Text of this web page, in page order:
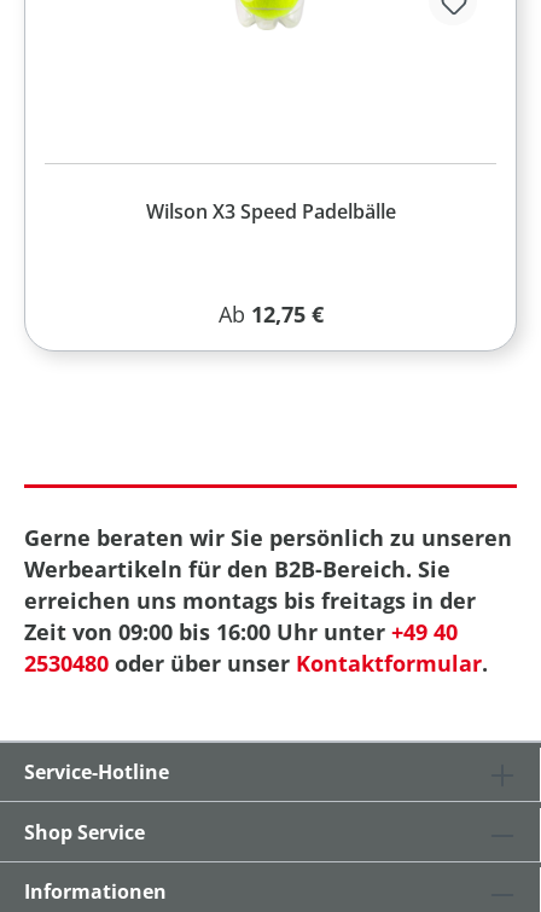
Wilson X3 Speed Padelbälle
Regulärer Preis:
Ab 12,75 €
Gerne beraten wir Sie persönlich zu unseren
Werbeartikeln für den B2B-Bereich. Sie
erreichen uns montags bis freitags in der
Zeit von 09:00 bis 16:00 Uhr unter +49 40
2530480 oder über unser Kontaktformular.
Service-Hotline
Shop Service
Informationen